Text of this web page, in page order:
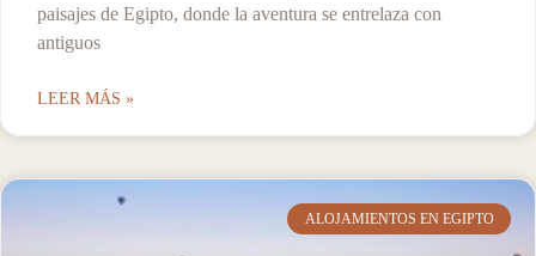
paisajes de Egipto, donde la aventura se entrelaza con
antiguos
LEER MÁS »
ALOJAMIENTOS EN EGIPTO